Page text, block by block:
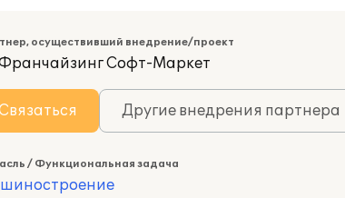
осуществивший внедрение/проект
Софт-Маркет
Другие внедрения партнера
/ Функциональная задача